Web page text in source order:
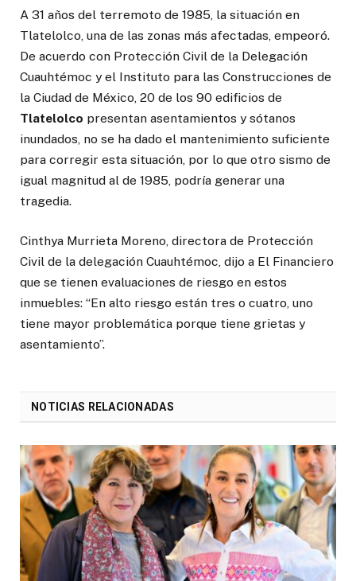
A 31 años del terremoto de 1985, la situación en
Tlatelolco, una de las zonas más afectadas, empeoró.
De acuerdo con Protección Civil de la Delegación
Cuauhtémoc y el Instituto para las Construcciones de
la Ciudad de México, 20 de los 90 edificios de
Tlatelolco presentan asentamientos y sótanos
inundados, no se ha dado el mantenimiento suficiente
para corregir esta situación, por lo que otro sismo de
igual magnitud al de 1985, podría generar una
tragedia.
Cinthya Murrieta Moreno, directora de Protección
Civil de la delegación Cuauhtémoc, dijo a El Financiero
que se tienen evaluaciones de riesgo en estos
inmuebles: “En alto riesgo están tres o cuatro, uno
tiene mayor problemática porque tiene grietas y
asentamiento”.
NOTICIAS RELACIONADAS